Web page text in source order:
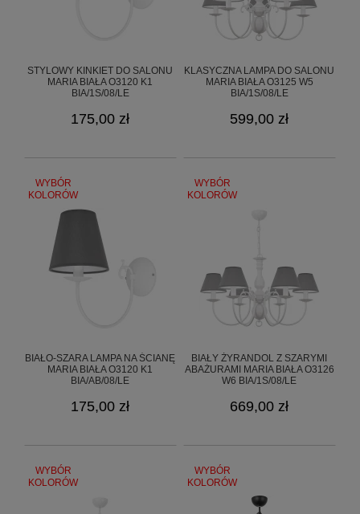
STYLOWY KINKIET DO SALONU
MARIA BIAŁA O3120 K1
BIA/1S/08/LE
175,00 zł
KLASYCZNA LAMPA DO SALONU
MARIA BIAŁA O3125 W5
BIA/1S/08/LE
599,00 zł
WYBÓR
KOLORÓW
BIAŁO-SZARA LAMPA NA ŚCIANĘ
MARIA BIAŁA O3120 K1
BIA/AB/08/LE
175,00 zł
WYBÓR
KOLORÓW
BIAŁY ŻYRANDOL Z SZARYMI
ABAŻURAMI MARIA BIAŁA O3126
W6 BIA/1S/08/LE
669,00 zł
WYBÓR
KOLORÓW
WYBÓR
KOLORÓW